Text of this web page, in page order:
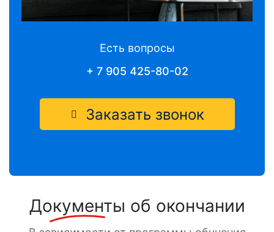
Есть вопросы
+ 7 905 425-80-02
Заказать звонок
Документы об окончании